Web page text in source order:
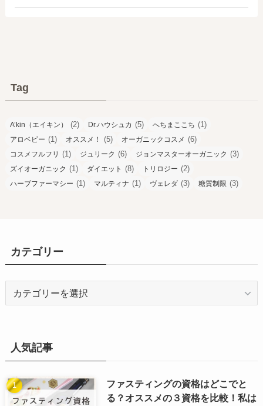
Tag
A’kin（エイキン） (2) Dr.ハウシュカ (5) へちまここち (1)
アロベビー (1) オススメ！ (5) オーガニックコスメ (6)
コスメフルフリ (1) ジュリーク (6) ジョンマスターオーガニック (3)
ズイオーガニック (1) ダイエット (8) トリロジー (2)
ハーブファーマシー (1) マルティナ (1) ヴェレダ (3) 糖質制限 (3)
カテゴリー
人気記事
ファスティングの資格はどこでと
る？オススメの３資格を比較！私は